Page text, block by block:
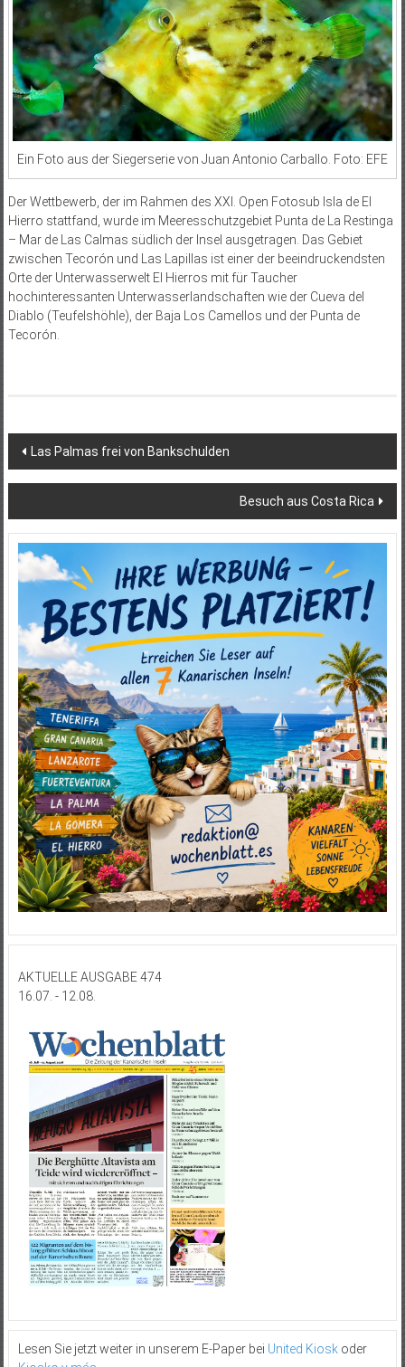
Ein Foto aus der Siegerserie von Juan Antonio Carballo. Foto: EFE
Der Wettbewerb, der im Rahmen des XXI. Open Fotosub Isla de El
Hierro stattfand, wurde im Meeresschutzgebiet Punta de La Restinga
– Mar de Las Calmas südlich der Insel ausgetragen. Das Gebiet
zwischen Tecorón und Las Lapillas ist einer der beeindruckendsten
Orte der Unterwasserwelt El Hierros mit für Taucher
hochinteressanten Unterwasserlandschaften wie der Cueva del
Diablo (Teufelshöhle), der Baja Los Camellos und der Punta de
Tecorón.
Beitragsnavigation
Las Palmas frei von Bankschulden
Besuch aus Costa Rica
AKTUELLE AUSGABE 474
16.07. - 12.08.
Lesen Sie jetzt weiter in unserem E-Paper bei United Kioskoder